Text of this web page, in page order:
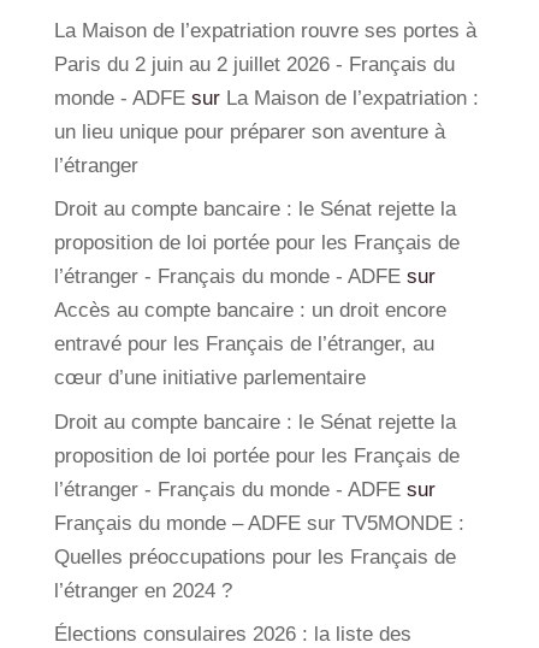
La Maison de l’expatriation rouvre ses portes à
Paris du 2 juin au 2 juillet 2026 - Français du
monde - ADFEsur La Maison de l’expatriation :
un lieu unique pour préparer son aventure à
l’étranger
Droit au compte bancaire : le Sénat rejette la
proposition de loi portée pour les Français de
l’étranger - Français du monde - ADFEsur
Accès au compte bancaire : un droit encore
entravé pour les Français de l’étranger, au
cœur d’une initiative parlementaire
Droit au compte bancaire : le Sénat rejette la
proposition de loi portée pour les Français de
l’étranger - Français du monde - ADFEsur
Français du monde – ADFE sur TV5MONDE :
Quelles préoccupations pour les Français de
l’étranger en 2024 ?
Élections consulaires 2026 : la liste des